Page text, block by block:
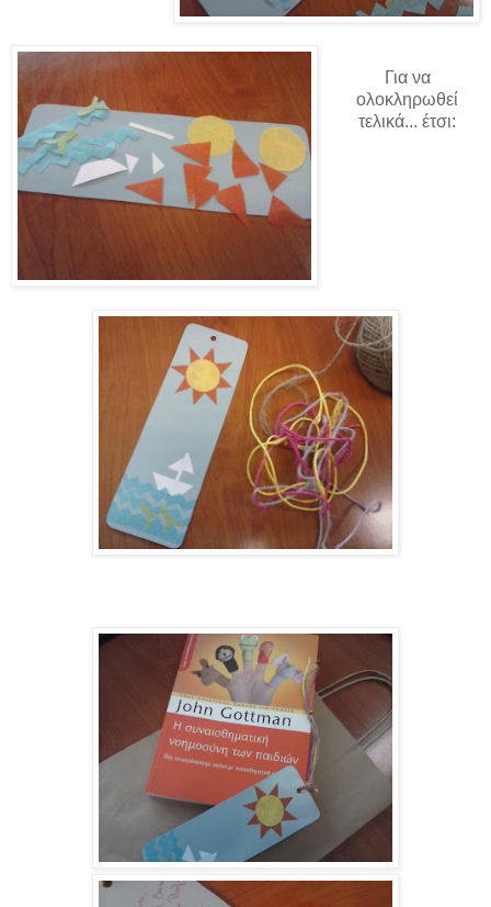
Για να
ολοκληρωθεί
τελικά... έτσι: